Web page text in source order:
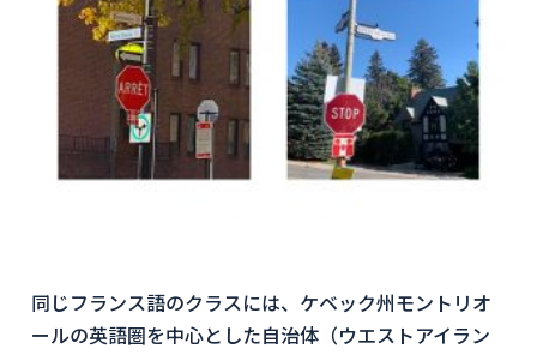
同じフランス語のクラスには、ケベック州モントリオ
ールの英語圏を中心とした自治体（ウエストアイラン